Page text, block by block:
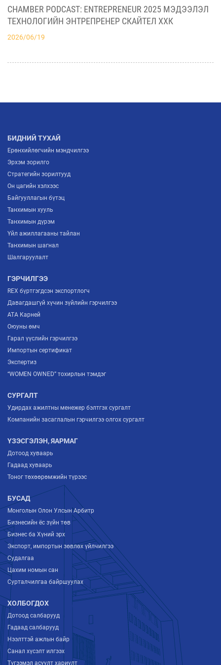
БИЗНЕСИЙН ХАМТЫН АЖИЛЛАГААНЫ ШИНЭ
БОЛОМЖУУДЫГ НЭЭЛЭЭ
2026/07/03
БАЙГУУЛАГДЛАА
МОНГОЛЫН ҮНДЭСНИЙ ҮЙЛДВЭРЛЭГЧИД
CHAMBER PODCAST: ENTREPRENEUR 2025 МЭДЭЭЛЭЛ
ТЕХНОЛОГИЙН ЭНТРЕПРЕНЕР СКАЙТЕЛ ХХК
2026/06/19
БИДНИЙ ТУХАЙ
Ерөнхийлөгчийн мэндчилгээ
Эрхэм зорилго
Стратегийн зорилтууд
Он цагийн хэлхээс
Байгууллагын бүтэц
Танхимын хууль
Танхимын дүрэм
Үйл ажиллагааны тайлан
Танхимын шагнал
Шалгаруулалт
ГЭРЧИЛГЭЭ
REX бүртгэгдсэн экспортлогч
Давагдашгүй хүчин зүйлийн гэрчилгээ
ATA Карней
Оюуны өмч
Гарал үүслийн гэрчилгээ
Импортын сертификат
Экспертиз
“WOMEN OWNED” тохирлын тэмдэг
СУРГАЛТ
Удирдах ажилтны менежер бэлтгэх сургалт
Компанийн засаглалын гэрчилгээ олгох сургалт
ҮЗЭСГЭЛЭН, ЯАРМАГ
Дотоод хуваарь
Гадаад хуваарь
Тоног төхөөрөмжийн түрээс
БУСАД
Монголын Олон Улсын Арбитр
Бизнесийн ёс зүйн төв
Бизнес ба Хүний эрх
Экспорт, импортын зөвлөх үйлчилгээ
Судалгаа
Цахим номын сан
Сурталчилгаа байршуулах
ХОЛБОГДОХ
Дотоод салбарууд
Гадаад салбарууд
Нээлттэй ажлын байр
Санал хүсэлт илгээх
Түгээмэл асуулт хариулт